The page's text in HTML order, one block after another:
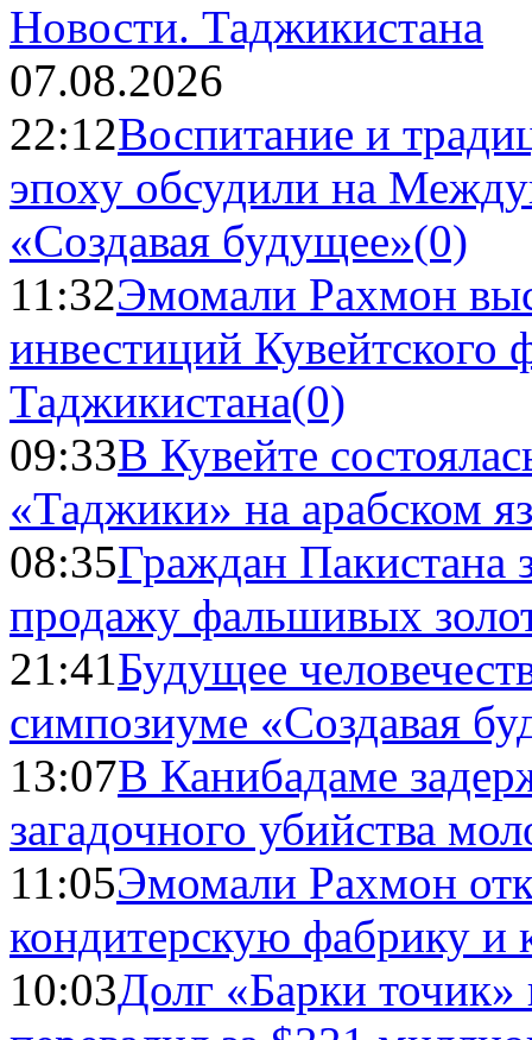
Новости. Таджикистана
07.08.2026
22:12Воспитание и
эпоху обсудили на
«Создавая будущее»(0)
11:32Эмомали Рахмон
инвестиций Кувейтского
Таджикистана(0)
09:33В Кувейте
«Таджики» на арабском
08:35Граждан Пакистана
продажу фальшивых
21:41Будущее
симпозиуме «Создавая
13:07В Канибадаме
загадочного убийства
11:05Эмомали Рахмон
кондитерскую фабрику и
10:03Долг «Барки